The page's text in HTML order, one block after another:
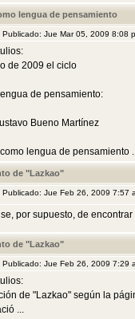
lengua de pensamiento
Publicado: Jue Mar 05, 2009
de 2009 el ciclo
de pensamiento:
Bueno Martínez
lengua de pensamiento
de "Lazkao"
Publicado: Jue Feb 26, 2009
por supuesto, de
de "Lazkao"
Publicado: Jue Feb 26, 2009
de "Lazkao" según la
...